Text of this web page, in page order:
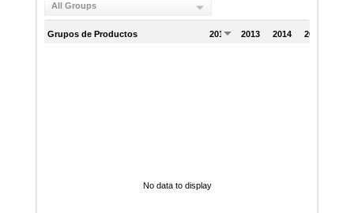
All Groups
Grupos de Productos 2012 2013 2014 2015
No data to display